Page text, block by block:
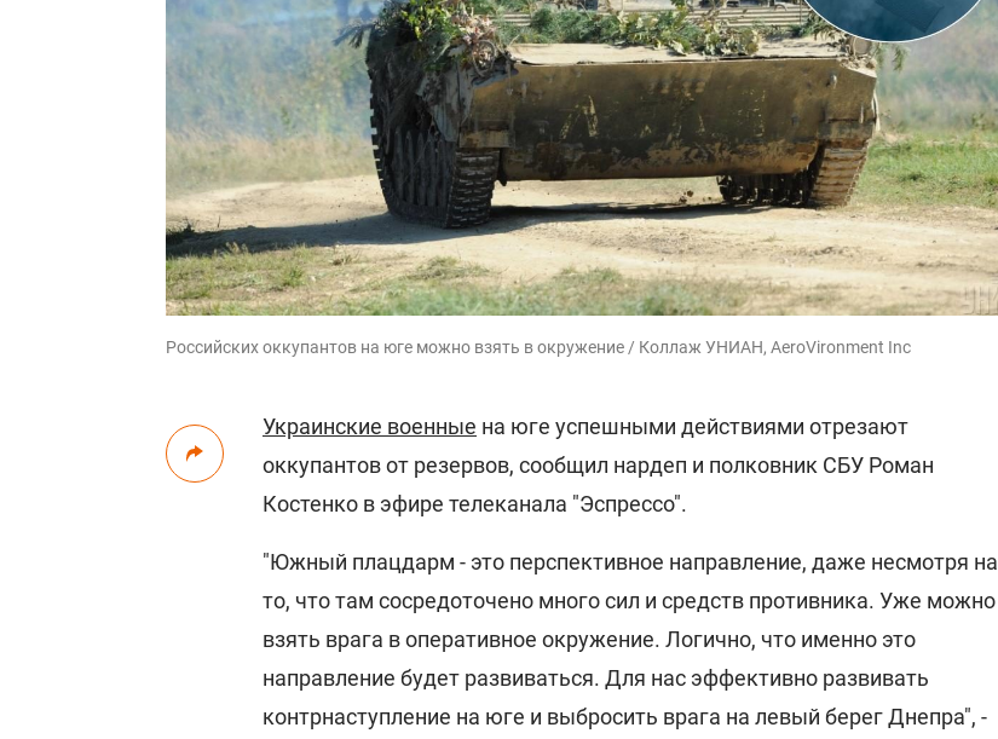
Российских оккупантов на юге можно взять в окружение / Коллаж УНИАН, AeroVironment Inc
Украинские военные на юге успешными действиями отрезают
оккупантов от резервов, сообщил нардеп и полковник СБУ Роман
Костенко в эфире телеканала "Эспрессо".
"Южный плацдарм - это перспективное направление, даже несмотря на
то, что там сосредоточено много сил и средств противника. Уже можно
взять врага в оперативное окружение. Логично, что именно это
направление будет развиваться. Для нас эффективно развивать
контрнаступление на юге и выбросить врага на левый берег Днепра", -